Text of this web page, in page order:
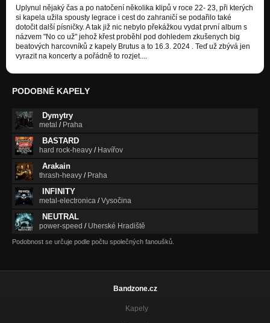
Uplynul nějaký čas a po natočení několika klipů v roce 22- 23, při kterých
si kapela užila spousty legrace i cest do zahraničí se podařilo také
dotočit další písničky. A tak již nic nebylo překážkou vydat první album s
názvem "No co už" jehož křest proběhl pod dohledem zkušenych big
beatových harcovníků z kapely Brutus a to 16.3. 2024 . Teď už zbývá jen
vyrazit na koncerty a pořádně to rozjet....
PODOBNÉ KAPELY
Dymytry
metal / Praha
BASTARD
hard rock-heavy / Havířov
Arakain
thrash-heavy / Praha
INFINITY
metal-electronica /Vysočina
NEUTRAL
power-speed / Uherské Hradiště
Podobnost se určuje podle počtu společných fanoušků.
Bandzone.cz
Kapely